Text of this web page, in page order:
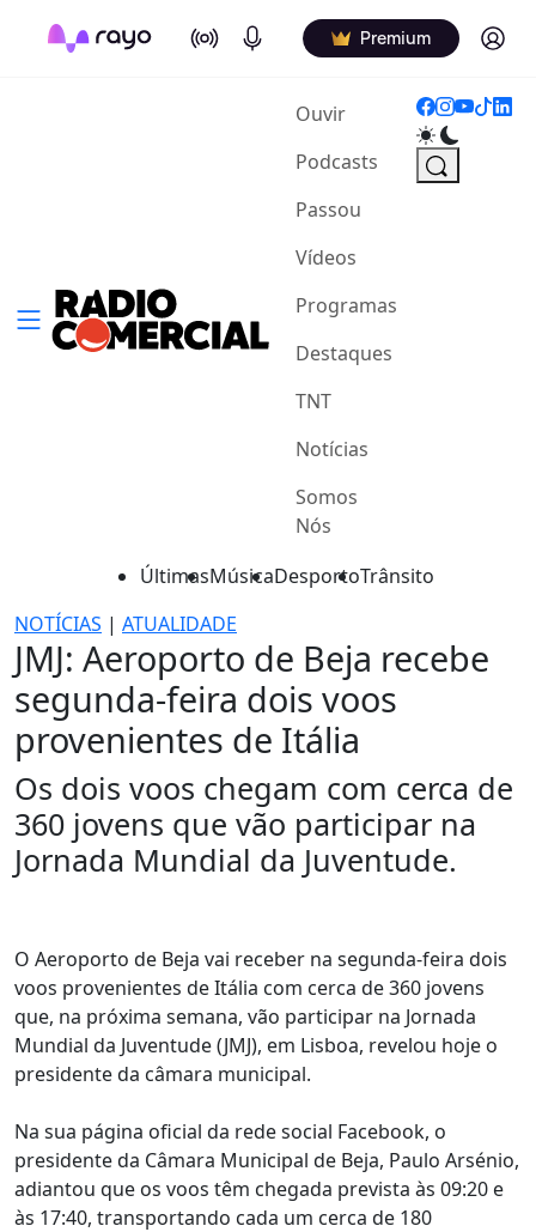
On Air Podcasts Premium Log in
Ouvir(current)
Podcasts
Passou
Vídeos
Programas
Destaques
TNT
Notícias
Somos
Nós
ÚltimasMúsicaDesportoTrânsito
NOTÍCIAS | ATUALIDADE
JMJ: Aeroporto de Beja recebe
segunda-feira dois voos
provenientes de Itália
Os dois voos chegam com cerca de
360 jovens que vão participar na
Jornada Mundial da Juventude.
O Aeroporto de Beja vai receber na segunda-feira dois
voos provenientes de Itália com cerca de 360 jovens
que, na próxima semana, vão participar na Jornada
Mundial da Juventude (JMJ), em Lisboa, revelou hoje o
presidente da câmara municipal.
Na sua página oficial da rede social Facebook, o
presidente da Câmara Municipal de Beja, Paulo Arsénio,
adiantou que os voos têm chegada prevista às 09:20 e
às 17:40, transportando cada um cerca de 180